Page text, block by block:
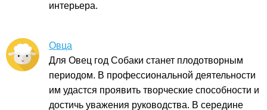
интерьера.
Овца
Для Овец год Собаки станет плодотворным
периодом. В профессиональной деятельности
им удастся проявить творческие способности и
достичь уважения руководства. В середине